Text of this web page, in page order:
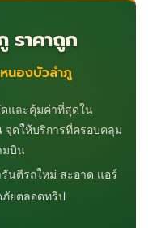
ราคาถูก
หนองบัวลำภู
ดและคุ้มค่าที่สุดใน
จุดให้บริการที่ครอบคลุม
มบิน
นตีรถใหม่ สะอาด แอร์
ยตลอดทริป